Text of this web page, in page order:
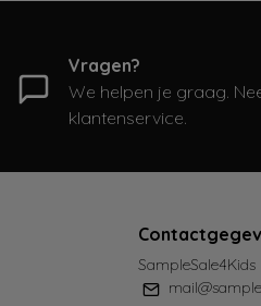
Vragen?
We helpen je graag.
klantenservice.
SampleSale4Kids